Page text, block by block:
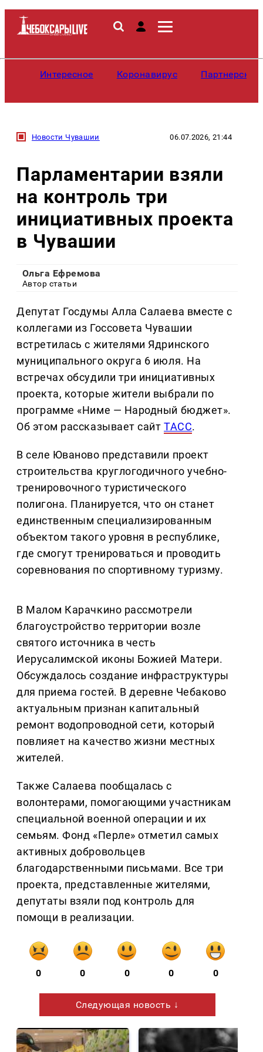
Интересное Коронавирус
Новости Чувашии 06.07.2026, 21:44
Парламентарии взяли
на контроль три
инициативных проекта
в Чувашии
Ольга Ефремова
Автор статьи
Депутат Госдумы Алла Салаева вместе с
коллегами из Госсовета Чувашии
встретилась с жителями Ядринского
муниципального округа 6 июля. На
встречах обсудили три инициативных
проекта, которые жители выбрали по
программе «Ниме — Народный бюджет».
Об этом рассказывает сайтТАСС.
В селе Юваново представили проект
строительства круглогодичного учебно-
тренировочного туристического
полигона. Планируется, что он станет
единственным специализированным
объектом такого уровня в республике,
где смогут тренироваться и проводить
соревнования по спортивному туризму.
В Малом Карачкино рассмотрели
благоустройство территории возле
святого источника в честь
Иерусалимской иконы Божией Матери.
Обсуждалось создание инфраструктуры
для приема гостей. В деревне Чебаково
актуальным признан капитальный
ремонт водопроводной сети, который
повлияет на качество жизни местных
жителей.
Также Салаева пообщалась с
волонтерами, помогающими участникам
специальной военной операции и их
семьям. Фонд «Перле» отметил самых
активных добровольцев
благодарственными письмами. Все три
проекта, представленные жителями,
депутаты взяли под контроль для
помощи в реализации.
0 0 0 0 0
Следующая новость ↓